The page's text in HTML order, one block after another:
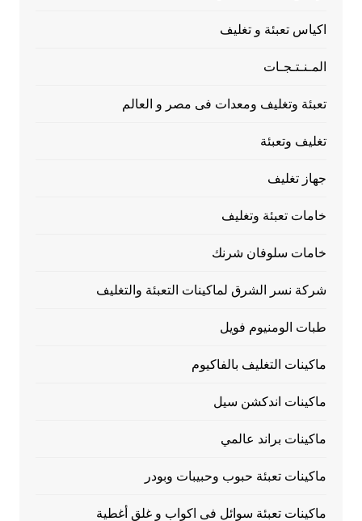
اكياس تعبئة و تغليف
المـنـتـجـات
تعبئة وتغليف ومعدات فى مصر و العالم
تغليف وتعبئة
جهاز تغليف
خامات تعبئة وتغليف
خامات سلوفان شرنك
شركة نسر الشرق لماكينات التعبئة والتغليف
طبات الومنيوم فويل
ماكينات التغليف بالفاكيوم
ماكينات اندكشن سيل
ماكينات براند عالمي
ماكينات تعبئة حبوب وحبيبات وبودر
ماكينات تعبئة سوائل فى اكواب و غلق أغطية